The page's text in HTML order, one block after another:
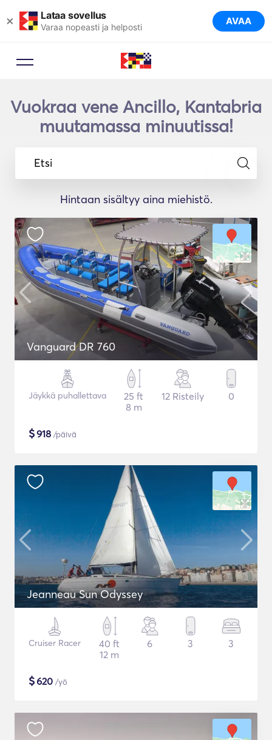
× Lataa sovellus
Varaa nopeasti ja helposti AVAA
Vuokraa vene Ancillo, Kantabria
muutamassa minuutissa!
Etsi
Hintaan sisältyy aina miehistö.
Vanguard DR 760
Jäykkä puhallettava
25 ft
8 m
12 Risteily 0
$918 /päivä
Jeanneau Sun Odyssey
Cruiser Racer
40 ft
12 m
6 3 3
$620 /yö